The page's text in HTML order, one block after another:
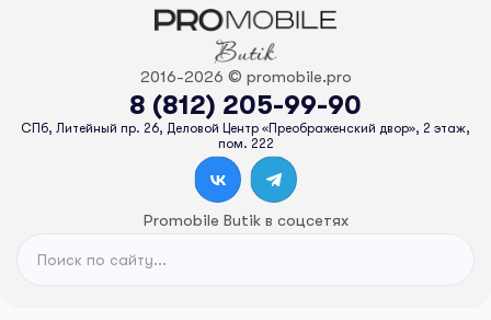
2016-2026 © promobile.pro
8 (812) 205-99-90
СПб, Литейный пр. 26, Деловой Центр «Преображенский двор», 2 этаж,
пом. 222
Promobile Butik в соцсетях